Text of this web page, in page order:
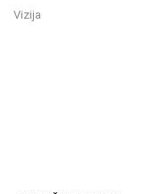
Vizija